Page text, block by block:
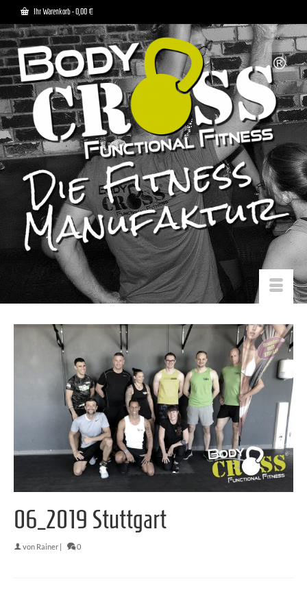
Ihr Warenkorb-0,00 €
06_2019 Stuttgart
von Rainer | 0